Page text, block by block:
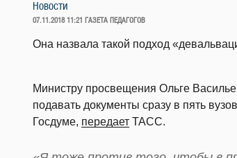
Новости
ОПУБЛИКОВАНО
07.11.2018 11:21 ГАЗЕТА ПЕДАГОГОВ
Она назвала такой подход
Министру просвещения Ольге
подавать документы сразу в пять
Госдуме, передает ТАСС.